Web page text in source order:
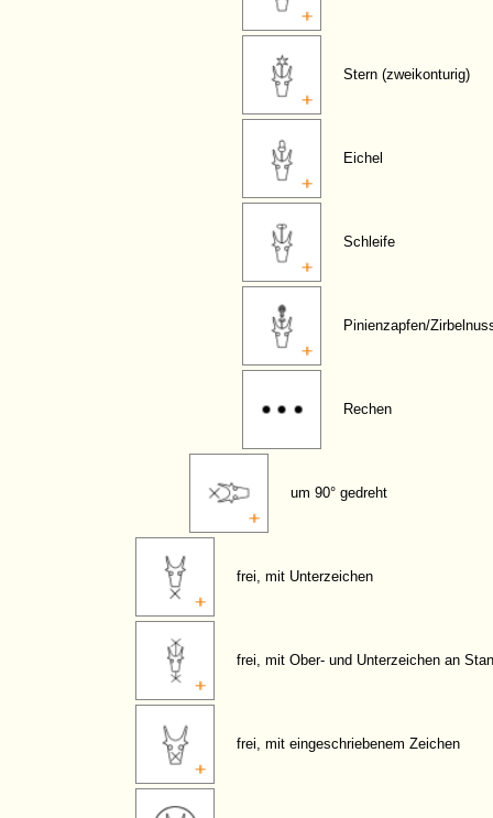
Stern (zweikonturig)
Eichel
Schleife
Pinienzapfen/
Rechen
um 90° gedreht
frei, mit Unterzeichen
frei, mit Ober- und Unterzeichen an
frei, mit eingeschriebenem Zeichen